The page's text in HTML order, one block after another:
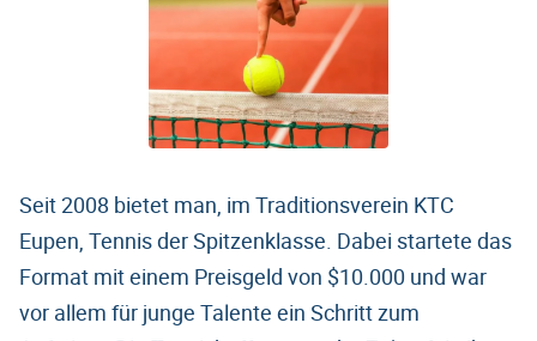
Seit 2008 bietet man, im Traditionsverein KTC
Eupen, Tennis der Spitzenklasse. Dabei startete das
Format mit einem Preisgeld von $10.000 und war
vor allem für junge Talente ein Schritt zum